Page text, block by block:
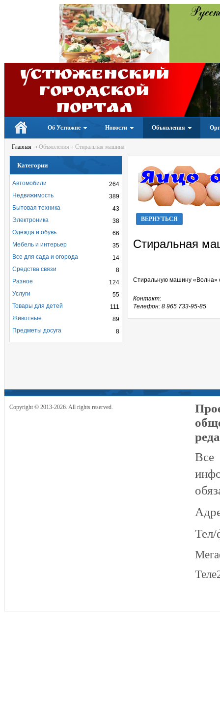
Устюженский
Городской
портал
Об Устюжне Новости Объявления
Главная Объявления Стиральная машина
ВЕРНУТЬСЯ
Стиральная
Стиральную машину «Волна»
Контакт:
Телефон: 8 965 733-95-85
Категории
264
Автомобили
389
Недвижимость
43
Бытовая техника
38
Электроника
66
Одежда и обувь
35
Мебель и интерьер
14
Все для сада и огорода
8
Средства связи
124
Разное
55
Услуги
111
Товары для детей
89
Животные
8
Предметы досуга
Copyright © 2013-2026. All rights reserved.